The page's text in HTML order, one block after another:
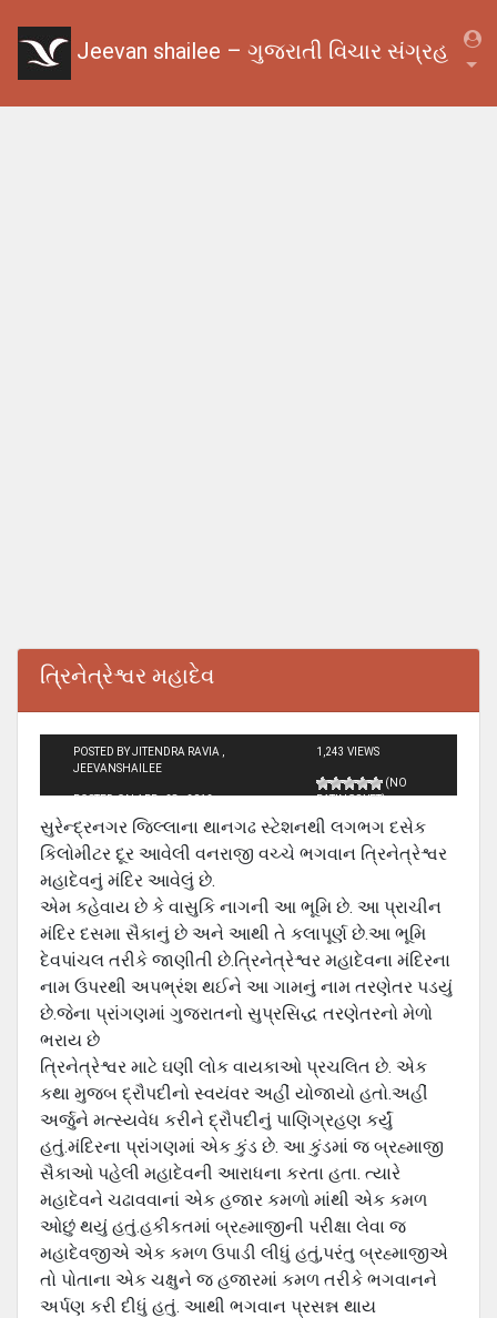
Jeevan shailee – ગુજરાતી વિચાર સંગ્રહ
ત્રિનેત્રેશ્વર મહાદેવ
POSTED BY JITENDRA RAVIA ,
JEEVANSHAILEE
POSTED ON APR - 28 - 2012
1,243 VIEWS
(NO
RATINGS YET)
સુરેન્દ્રનગર જિલ્લાના થાનગઢ સ્ટેશનથી લગભગ દસેક
કિલોમીટર દૂર આવેલી વનરાજી વચ્ચે ભગવાન ત્રિનેત્રેશ્વર
મહાદેવનું મંદિર આવેલું છે.
એમ કહેવાય છે કે વાસુકિ નાગની આ ભૂમિ છે. આ પ્રાચીન
મંદિર દસમા સૈકાનું છે અને આથી તે કલાપૂર્ણ છે.આ ભૂમિ
દેવપાંચલ તરીકે જાણીતી છે.ત્રિનેત્રેશ્વર મહાદેવના મંદિરના
નામ ઉપરથી અપભ્રંશ થઈને આ ગામનું નામ તરણેતર પડયું
છે.જેના પ્રાંગણમાં ગુજરાતનો સુપ્રસિદ્ધ તરણેતરનો મેળો
ભરાય છે
ત્રિનેત્રેશ્વર માટે ઘણી લોક વાયકાઓ પ્રચલિત છે. એક
કથા મુજબ દ્રૌપદીનો સ્વયંવર અહીં યોજાયો હતો.અહીં
અર્જુને મત્સ્યવેધ કરીને દ્રૌપદીનું પાણિગ્રહણ કર્યું
હતું.મંદિરના પ્રાંગણમાં એક કુંડ છે. આ કુંડમાં જ બ્રહ્માજી
સૈકાઓ પહેલી મહાદેવની આરાધના કરતા હતા. ત્યારે
મહાદેવને ચઢાવવાનાં એક હજાર કમળો માંથી એક કમળ
ઓછું થયું હતું.હકીકતમાં બ્રહ્માજીની પરીક્ષા લેવા જ
મહાદેવજીએ એક કમળ ઉપાડી લીધું હતું,પરંતુ બ્રહ્માજીએ
તો પોતાના એક ચક્ષુને જ હજારમાં કમળ તરીકે ભગવાનને
અર્પણ કરી દીધું હતું. આથી ભગવાન પ્રસન્ન થાય